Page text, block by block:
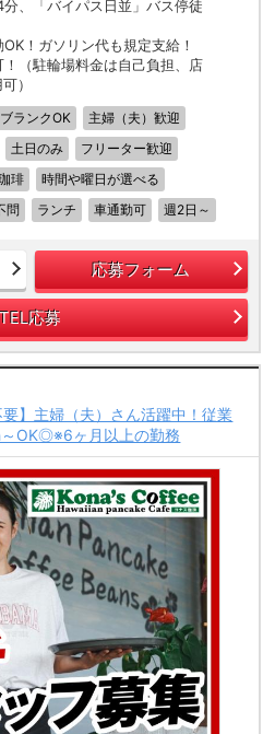
分、「バイパス日並」バス停徒
！ガソリン代も規定支給！
（駐輪場料金は自己負担、店
）
ブランクOK
主婦（夫）歓迎
土日のみ
フリーター歓迎
琲
時間や曜日が選べる
問 ランチ 車通勤可 週2日～
応募フォーム
TEL応募
】主婦（夫）さん活躍中！従業
OK◎※6ヶ月以上の勤務